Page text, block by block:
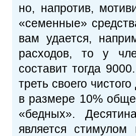
но, напротив,
«семенные»
вам удается,
расходов, то у
составит тогда
треть своего
в размере 10%
«бедных».
является